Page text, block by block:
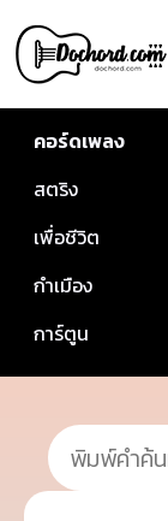
คอร์ดเพลง
สตริง
เพื่อชีวิต
กำเมือง
การ์ตูน